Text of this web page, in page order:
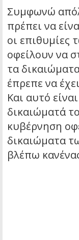
Συμφωνώ
πρέπει να
οι επιθυμίες
οφείλουν να
τα
έπρεπε να
Και αυτό
δικαιώματά
κυβέρνηση
δικαιώματα
βλέπω